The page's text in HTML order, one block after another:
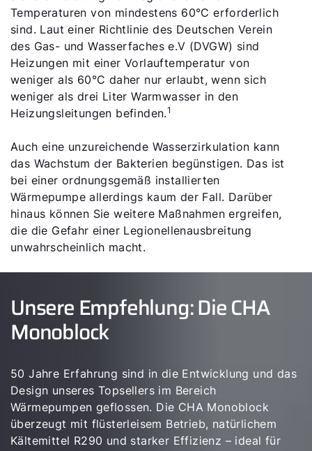
Temperaturen von mindestens 60°C erforderlich
sind. Laut einer Richtlinie des Deutschen Verein
des Gas- und Wasserfaches e.V (DVGW) sind
Heizungen mit einer Vorlauftemperatur von
weniger als 60°C daher nur erlaubt, wenn sich
weniger als drei Liter Warmwasser in den
Heizungsleitungen befinden.1
Auch eine unzureichende Wasserzirkulation kann
das Wachstum der Bakterien begünstigen. Das ist
bei einer ordnungsgemäß installierten
Wärmepumpe allerdings kaum der Fall. Darüber
hinaus können Sie weitere Maßnahmen ergreifen,
die die Gefahr einer Legionellenausbreitung
unwahrscheinlich macht.
Unsere Empfehlung: Die CHA
Monoblock
50 Jahre Erfahrung sind in die Entwicklung und das
Design unseres Topsellers im Bereich
Wärmepumpen geflossen. Die CHA Monoblock
überzeugt mit flüsterleisem Betrieb, natürlichem
Kältemittel R290 und starker Effizienz – ideal für